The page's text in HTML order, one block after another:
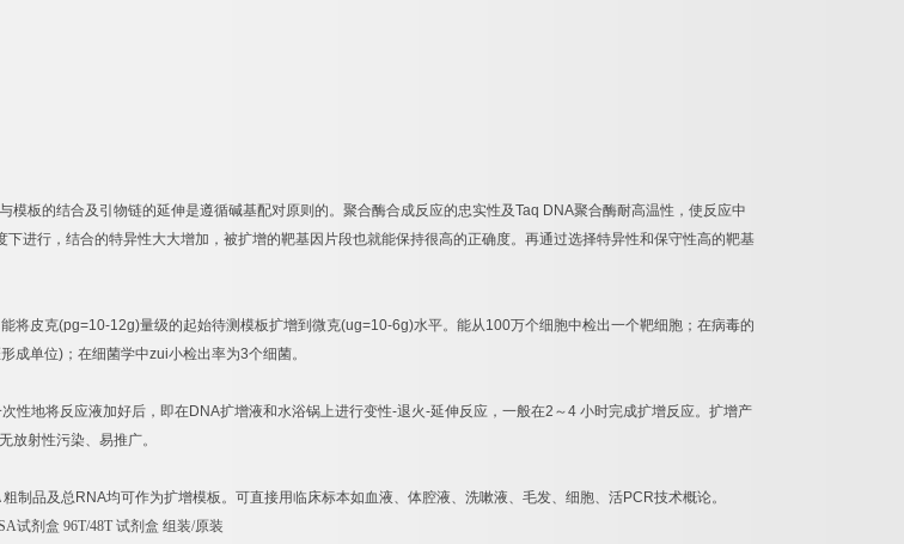
模板的结合及引物链的延伸是遵循碱基配对原则的。聚合酶合成反应的忠实性及Taq DNA聚合酶耐高温性，使反应中
下进行，结合的特异性大大增加，被扩增的靶基因片段也就能保持很高的正确度。再通过选择特异性和保守性高的靶基
将皮克(pg=10-12g)量级的起始待测模板扩增到微克(ug=10-6g)水平。能从100万个细胞中检出一个靶细胞；在病毒的
成单位) ；在细菌学中zui小检出率为3个细菌。
性地将反应液加好后，即在DNA扩增液和水浴锅上进行变性-退火-延伸反应，一般在2 ～4 小时完成扩增反应。扩增产
放射性污染、易推广。
粗制品及总 RNA均可作为扩增模板。可直接用临床标本如血液、体腔液、洗嗽液、毛发、细胞、活PCR技术概论。
试剂盒 96T/48T 试剂盒 组装/原装